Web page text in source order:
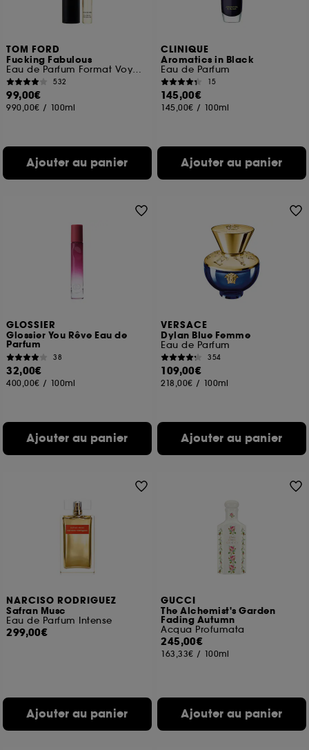
TOM FORD
Fucking Fabulous
Eau de Parfum Format Voyage
532
99,00€
990,00€ / 100ml
Ajouter au panier
CLINIQUE
Aromatics in Black
Eau de Parfum
15
145,00€
145,00€ / 100ml
Ajouter au panier
GLOSSIER
Glossier You Rêve Eau de
Parfum
38
32,00€
400,00€ / 100ml
Ajouter au panier
VERSACE
Dylan Blue Femme
Eau de Parfum
354
109,00€
218,00€ / 100ml
Ajouter au panier
NARCISO RODRIGUEZ
Safran Musc
Eau de Parfum Intense
299,00€
Ajouter au panier
GUCCI
The Alchemist's Garden
Fading Autumn
Acqua Profumata
245,00€
163,33€ / 100ml
Ajouter au panier